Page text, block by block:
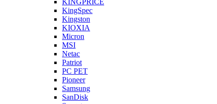
KINGPRICE
KingSpec
Kingston
KIOXIA
Micron
MSI
Netac
Patriot
PC PET
Pioneer
Samsung
SanDisk